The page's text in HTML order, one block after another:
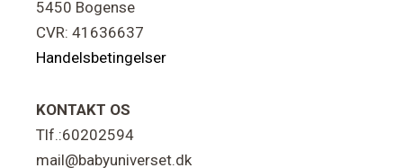
5450 Bogense
CVR: 41636637
Handelsbetingelser
KONTAKT OS
Tlf.:60202594
mail@babyuniverset.dk